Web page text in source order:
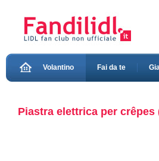
Volantino Fai da te
Piastra elettrica per crêpes